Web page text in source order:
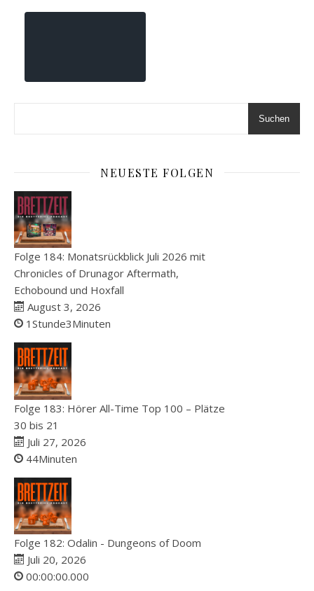
Suchen
NEUESTE FOLGEN
Folge 184: Monatsrückblick Juli 2026 mit
Chronicles of Drunagor Aftermath,
Echobound und Hoxfall
August 3, 2026
1Stunde3Minuten
Folge 183: Hörer All-Time Top 100 – Plätze
30 bis 21
Juli 27, 2026
44Minuten
Folge 182: Odalin - Dungeons of Doom
Juli 20, 2026
00:00:00.000